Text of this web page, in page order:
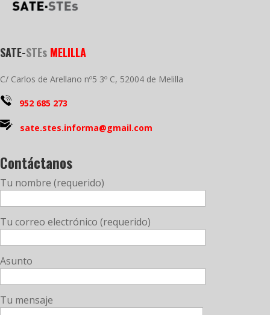
SATE-STEs MELILLA
C/ Carlos de Arellano nº5 3º C, 52004 de Melilla
952 685 273
sate.stes.informa@gmail.com
Contáctanos
Tu nombre (requerido)
Tu correo electrónico (requerido)
Asunto
Tu mensaje